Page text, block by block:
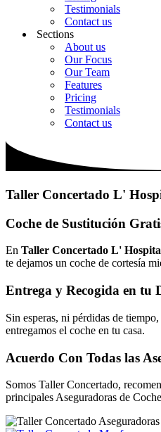
Testimonials
Contact us
Sections
About us
Our Focus
Our Team
Features
Pricing
Testimonials
Contact us
Taller Concertado L'
Coche de Sustitución
En Taller Concertado L'
te dejamos un coche de cortesía
Entrega y Recogida en tu
Sin esperas, ni pérdidas de
entregamos el coche en tu casa.
Acuerdo Con Todas las
Somos Taller Concertado,
principales Aseguradoras de